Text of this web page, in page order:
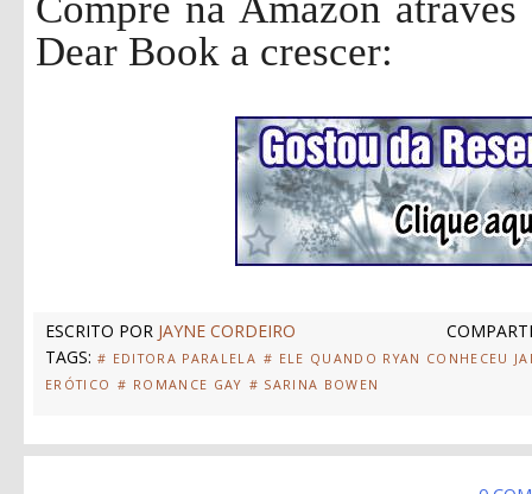
Dear Book a crescer:
ESCRITO POR JAYNE CORDEIRO
TAGS: # EDITORA PARALELA # ELE QUANDO RYAN CONHECEU
ERÓTICO # ROMANCE GAY # SARINA BOWEN